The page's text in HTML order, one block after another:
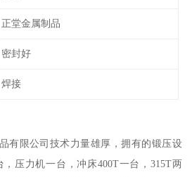
正堂金属制品
密封好
焊接
有限公司技术力量雄厚，拥有的锻压设
压力机一台，冲床400T一台，315T两